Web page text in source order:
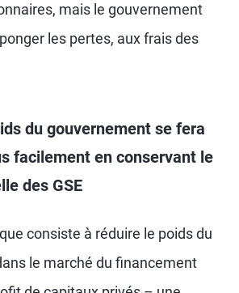
mais le gouvernement
les pertes, aux frais des
du gouvernement se fera
facilement en conservant le
des GSE
consiste à réduire le poids du
le marché du financement